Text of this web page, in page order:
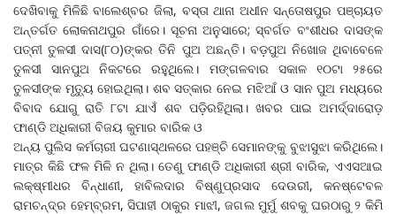
ଦେଖିବାକୁ ମିଳିଛି ବାଲେଶ୍ବର ଜିଲା, ବସ୍ତା ଥାନା ଅଧୀନ ସନ୍ତୋଷପୁର ପଞ୍ଚାୟତ
ଅନ୍ତର୍ଗତ ଲୋକନାଥପୁର ଗାଁରେ। ସୂଚନା ଅନୁସାରେ; ସ୍ବର୍ଗତ ବଂଶୀଧର ଦାସଙ୍କ
ପତ୍ନୀ ତୁଳସୀ ଦାସ(୮୦)ଙ୍କର ତିନି ପୁଅ ଅଛନ୍ତି। ବଡ଼ପୁଅ ନିଖୋଜ ଥିବାବେଳେ
ତୁଳସୀ ସାନପୁଅ ନିକଟରେ ରହୁଥିଲେ। ମଙ୍ଗଳବାର ସକାଳ ୧୦ଟା ୨୫ରେ
ତୁଳସୀଙ୍କ ମୃତ୍ୟୁ ହୋଇଥିଲା। ଶବ ସତ୍କାର ନେଇ ମଝିଆଁ ଓ ସାନ ପୁଅ ମଧ୍ୟରେ
ବିବାଦ ଯୋଗୁ ରାତି ୮ଟା ଯାଏଁ ଶବ ପଡ଼ିରହିଥିଲା। ଖବର ପାଇ ଅମର୍ଦ୍ଦାରୋଡ଼
ଫାଣ୍ଡି ଅଧିକାରୀ ବିଜୟ କୁମାର ବାରିକ ଓ
ଅନ୍ୟ ପୁଲିସ କର୍ମଚାରୀ ଘଟଣାସ୍ଥଳରେ ପହଞ୍ଚି ସେମାନଙ୍କୁ ବୁଝାସୁଝା କରିଥିଲେ।
ମାତ୍ର କିଛି ଫଳ ମିଳି ନ ଥିଲା। ତେଣୁ ଫାଣ୍ଡି ଅଧିକାରୀ ଶ୍ରୀ ବାରିକ, ଏଏସଆଇ
ଲକ୍ଷ୍ମୀଧର ବିନ୍ଧାଣୀ, ହାବିଲଦାର ବିଷ୍ଣୁପ୍ରସାଦ ଦେଉରୀ, କନଷ୍ଟେବଳ
ରାମଚନ୍ଦ୍ର ହେମ୍ବ୍ରମ, ସିପାହୀ ଠାକୁର ମାଝୀ, ଜଗଲ ମୁର୍ମୁ ଶବକୁ ଘରଠାରୁ ୨ କିମି